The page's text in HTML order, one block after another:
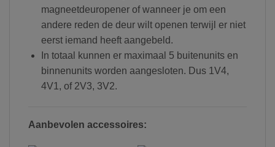
magneetdeuropener of wanneer je om een
andere reden de deur wilt openen terwijl er niet
eerst iemand heeft aangebeld.
In totaal kunnen er maximaal 5 buitenunits en
binnenunits worden aangesloten. Dus 1V4,
4V1, of 2V3, 3V2.
Aanbevolen accessoires: